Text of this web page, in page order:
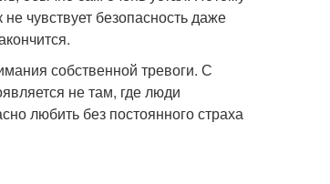
чувствует безопасность даже
собственной тревоги. С
не там, где люди
любить без постоянного страха